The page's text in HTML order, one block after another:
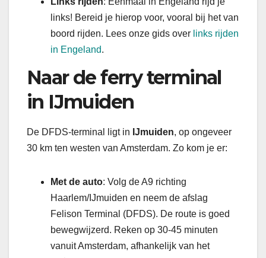
links! Bereid je hierop voor, vooral bij het van
boord rijden. Lees onze gids over links rijden
in Engeland.
Naar de ferry terminal
in IJmuiden
De DFDS-terminal ligt in IJmuiden, op ongeveer
30 km ten westen van Amsterdam. Zo kom je er:
Met de auto: Volg de A9 richting
Haarlem/IJmuiden en neem de afslag
Felison Terminal (DFDS). De route is goed
bewegwijzerd. Reken op 30-45 minuten
vanuit Amsterdam, afhankelijk van het